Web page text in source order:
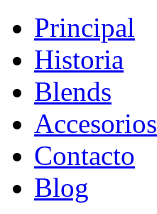
Principal
Historia
Blends
Accesorios
Contacto
Blog